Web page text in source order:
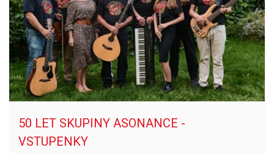
50 LET SKUPINY ASONANCE -
VSTUPENKY